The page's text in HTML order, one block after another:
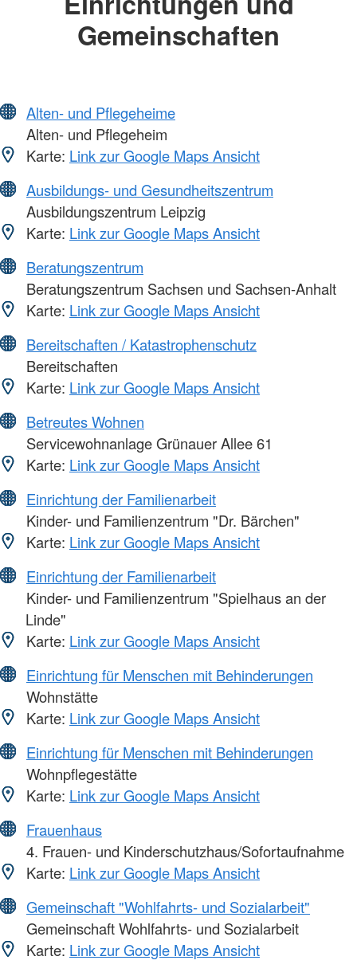
Gemeinschaften
Alten- und Pflegeheime
Alten- und Pflegeheim
Karte: Link zur Google Maps Ansicht
Ausbildungs- und Gesundheitszentrum
Ausbildungszentrum Leipzig
Karte: Link zur Google Maps Ansicht
Beratungszentrum
Beratungszentrum Sachsen und Sachsen-Anhalt
Karte: Link zur Google Maps Ansicht
Bereitschaften / Katastrophenschutz
Bereitschaften
Karte: Link zur Google Maps Ansicht
Betreutes Wohnen
Servicewohnanlage Grünauer Allee 61
Karte: Link zur Google Maps Ansicht
Einrichtung der Familienarbeit
Kinder- und Familienzentrum "Dr. Bärchen"
Karte: Link zur Google Maps Ansicht
Einrichtung der Familienarbeit
Kinder- und Familienzentrum "Spielhaus an der
Linde"
Karte: Link zur Google Maps Ansicht
Einrichtung für Menschen mit Behinderungen
Wohnstätte
Karte: Link zur Google Maps Ansicht
Einrichtung für Menschen mit Behinderungen
Wohnpflegestätte
Karte: Link zur Google Maps Ansicht
Frauenhaus
4. Frauen- und Kinderschutzhaus/Sofortaufnahme
Karte: Link zur Google Maps Ansicht
Gemeinschaft "Wohlfahrts- und Sozialarbeit"
Gemeinschaft Wohlfahrts- und Sozialarbeit
Karte: Link zur Google Maps Ansicht